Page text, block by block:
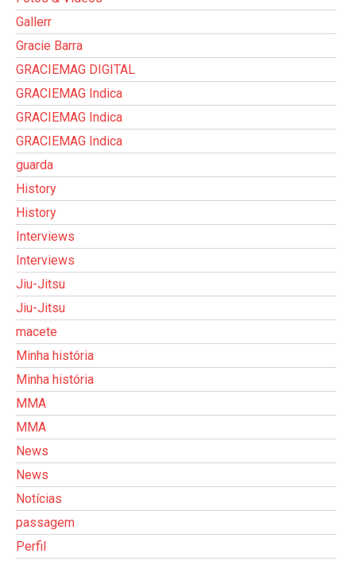
Gallerr
Gracie Barra
GRACIEMAG DIGITAL
GRACIEMAG Indica
GRACIEMAG Indica
GRACIEMAG Indica
guarda
History
History
Interviews
Interviews
Jiu-Jitsu
Jiu-Jitsu
macete
Minha história
Minha história
MMA
MMA
News
News
Notícias
passagem
Perfil